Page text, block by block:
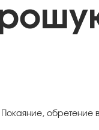
Покаяние, обретение